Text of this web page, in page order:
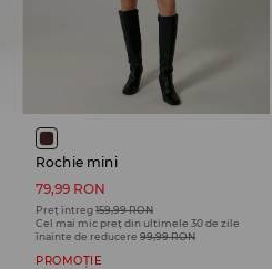
Rochie mini
79,99 RON
Preț întreg159,99 RON
Cel mai mic preț din ultimele 30 de zile
înainte de reducere 99,99 RON
PROMOȚIE